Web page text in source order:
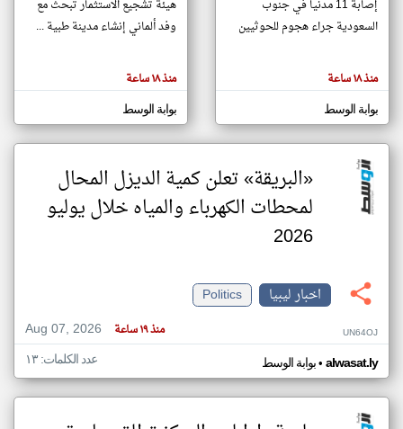
مصادر الأخبار من ليبيا
اخبار ليبيا على مدار الساعة
أهم اخبار ليبيا العاجلة والمباشرة
المقالات
هنا عن
وجهة
كاتبيها.
إصابة 11 مدنيا في جنوب
السعودية جراء هجوم للحوثيين
منذ ١٨ ساعة
بوابة الوسط
هيئة تشجيع الاستثمار تبحث مع
وفد ألماني إنشاء مدينة طبية ...
منذ ١٨ ساعة
بوابة الوسط
«البريقة» تعلن كمية الديزل المحال
لمحطات الكهرباء والمياه خلال يوليو
2026
اخبار ليبيا
Politics
Aug 07, 2026
منذ ١٩ ساعة UN64OJ
بوابة الوسط• alwasat.ly عدد الكلمات: ١٣
klyoum.com